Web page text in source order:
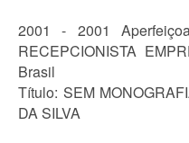
2001 - 2001
RECEPCIONISTA
Brasil
Título: SEM
DA SILVA